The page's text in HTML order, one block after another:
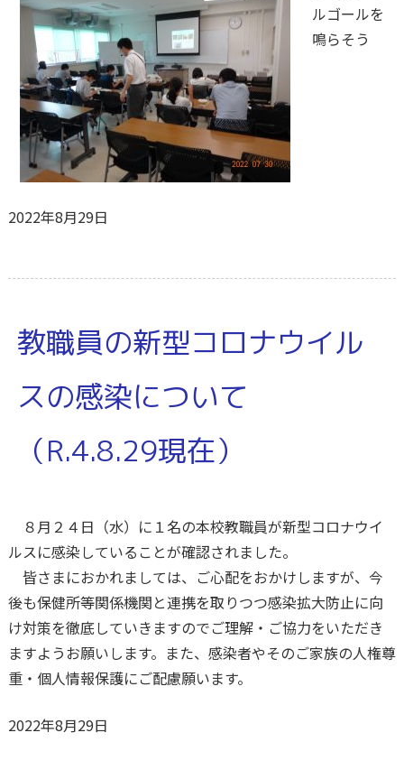
ルゴールを
鳴らそう
2022年8月29日
教職員の新型コロナウイル
スの感染について
（R.4.8.29現在）
８月２４日（水）に１名の本校教職員が新型コロナウイ
ルスに感染していることが確認されました。
皆さまにおかれましては、ご心配をおかけしますが、今
後も保健所等関係機関と連携を取りつつ感染拡大防止に向
け対策を徹底していきますのでご理解・ご協力をいただき
ますようお願いします。また、感染者やそのご家族の人権尊
重・個人情報保護にご配慮願います。
2022年8月29日